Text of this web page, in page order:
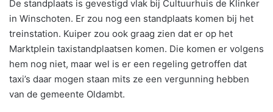
De standplaats is gevestigd vlak bij Cultuurhuis de Klinker
in Winschoten. Er zou nog een standplaats komen bij het
treinstation. Kuiper zou ook graag zien dat er op het
Marktplein taxistandplaatsen komen. Die komen er volgens
hem nog niet, maar wel is er een regeling getroffen dat
taxi’s daar mogen staan mits ze een vergunning hebben
van de gemeente Oldambt.